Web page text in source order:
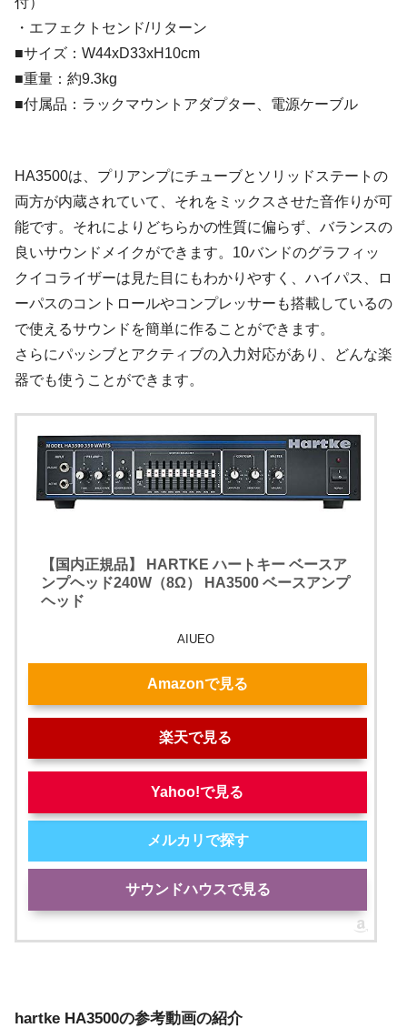
・エフェクトセンド/リターン
■サイズ：W44xD33xH10cm
■重量：約9.3kg
■付属品：ラックマウントアダプター、電源ケーブル
HA3500は、プリアンプにチューブとソリッドステートの
両方が内蔵されていて、それをミックスさせた音作りが可
能です。それによりどちらかの性質に偏らず、バランスの
良いサウンドメイクができます。10バンドのグラフィッ
クイコライザーは見た目にもわかりやすく、ハイパス、ロ
ーパスのコントロールやコンプレッサーも搭載しているの
で使えるサウンドを簡単に作ることができます。
さらにパッシブとアクティブの入力対応があり、どんな楽
器でも使うことができます。
【国内正規品】 HARTKE ハートキー ベースア
ンプヘッド240W（8Ω） HA3500 ベースアンプ
ヘッド
AIUEO
Amazonで見る
楽天で見る
Yahoo!で見る
メルカリで探す
サウンドハウスで見る
hartke HA3500の参考動画の紹介